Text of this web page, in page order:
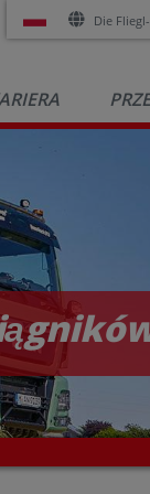
Die